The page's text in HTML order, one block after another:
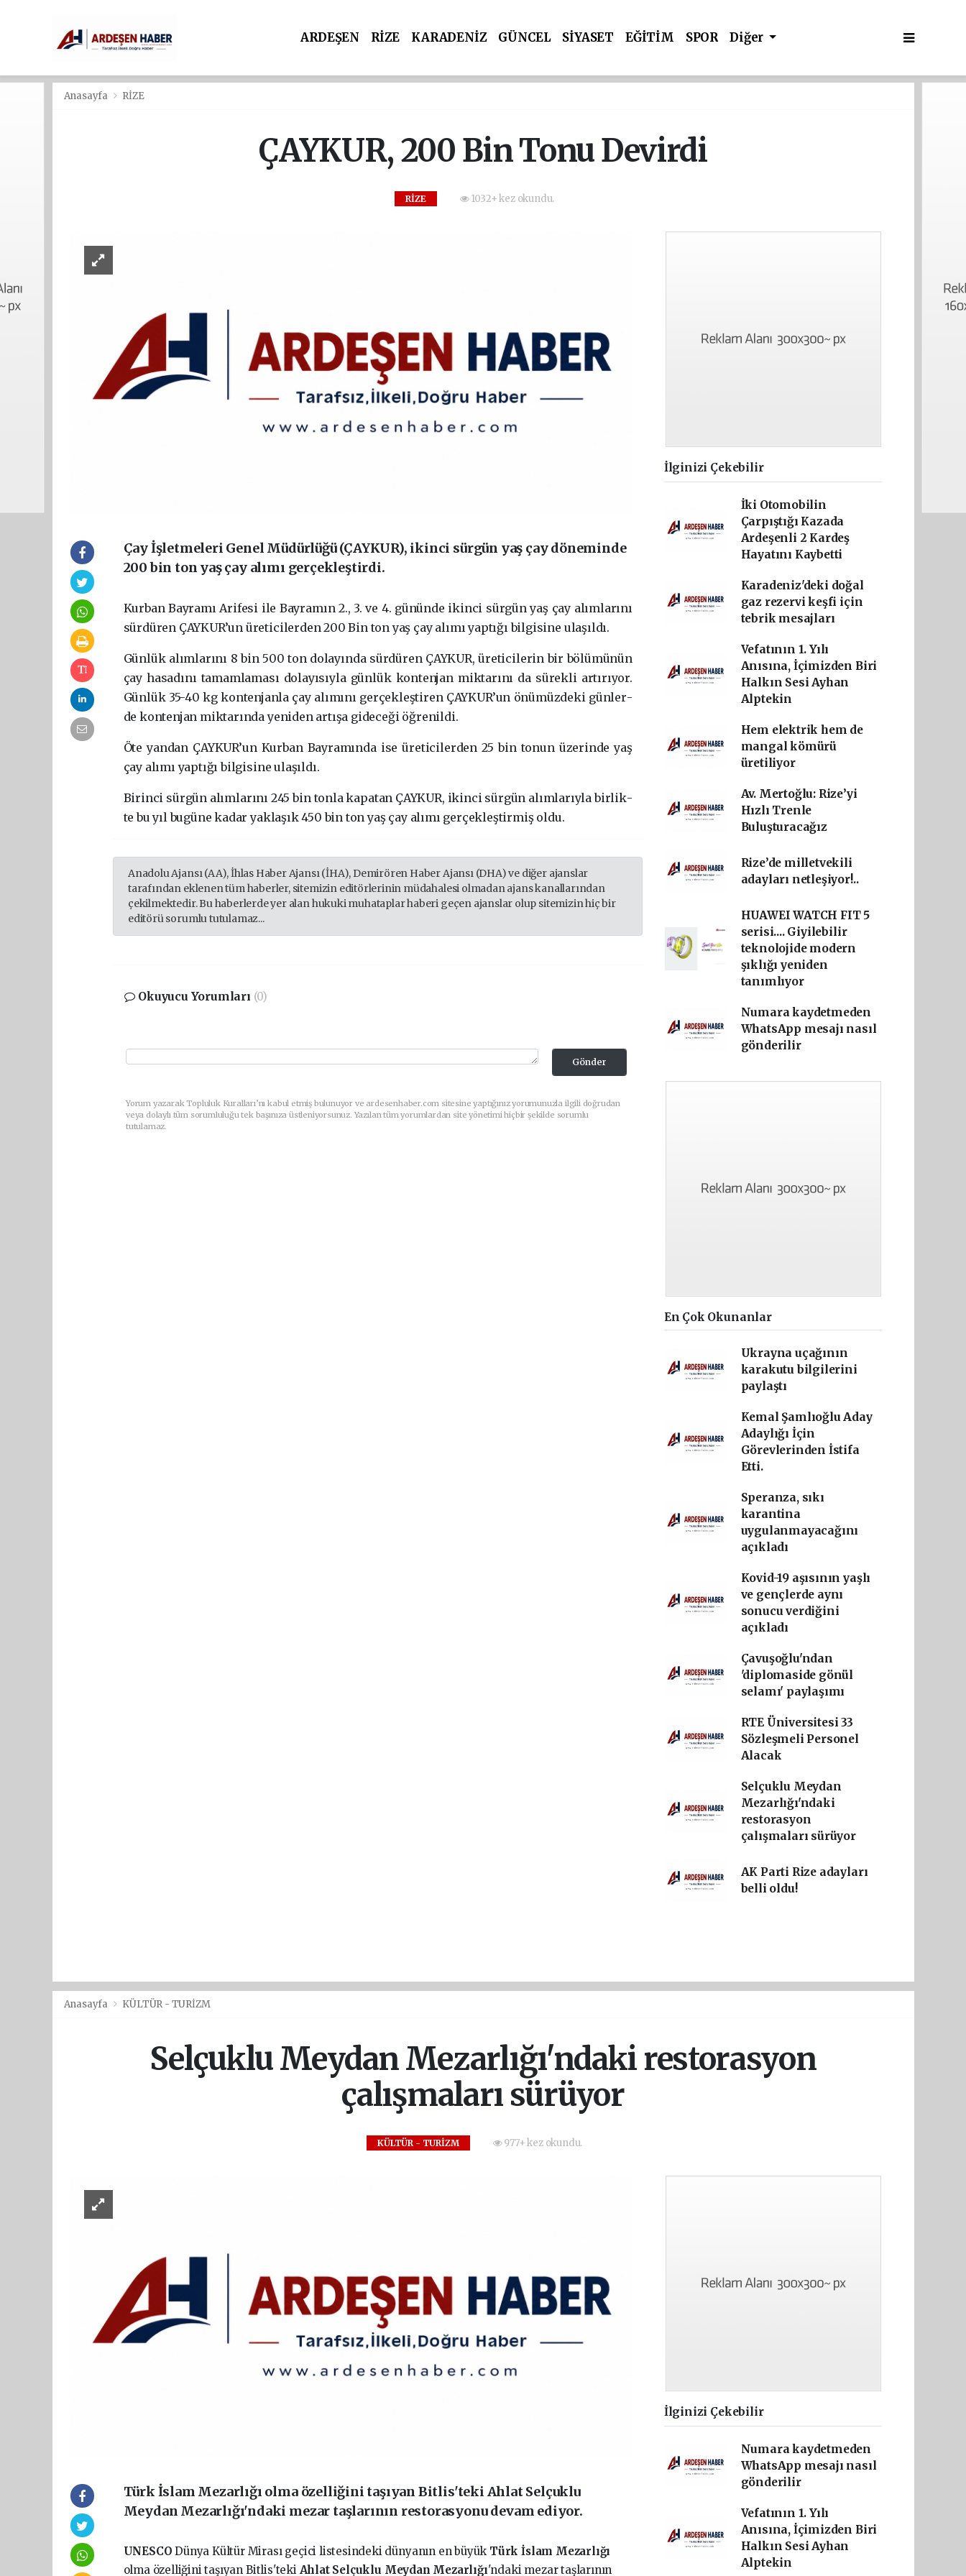
ARDEŞEN RİZE KARADENİZ GÜNCEL SİYASET EĞİTİM SPOR Diğer
Anasayfa RİZE
ÇAYKUR, 200 Bin Tonu Devirdi
RİZE 1032+ kez okundu.
Çay İşletmeleri Genel Müdürlüğü (ÇAYKUR), ikinci sürgün yaş çay döneminde
200 bin ton yaş çay alımı gerçekleştirdi.
Kur­ban Bay­ra­mı Ari­fe­si ile Bay­ra­mın 2., 3. ve 4. gününde ikin­ci sür­gün yaş çay alım­la­rı­nı
sür­dü­ren ÇAY­KUR’un üreticilerden 200 Bin ton yaş çay alımı yap­tı­ğı bil­gi­si­ne ula­şıl­dı.
Gün­lük alım­la­rı­nı 8 bin 500 ton do­la­yın­da sür­dü­ren ÇAY­KUR, üre­ti­ci­le­rin bir bö­lü­mü­nün
çay ha­sa­dı­nı ta­mam­la­ma­sı do­la­yı­sıy­la gün­lük kon­ten­jan mik­ta­rı­nı da sü­rek­li ar­tı­rı­yor.
Gün­lük 35-40 kg kon­ten­jan­la çay alı­mı­nı ger­çek­leş­ti­ren ÇAY­KUR’un önü­müz­de­ki gün­ler­
de kon­ten­jan mik­ta­rın­da ye­ni­den ar­tı­şa gi­de­ce­ği öğ­re­nil­di.
Öte yan­dan ÇAY­KUR’un Kur­ban Bay­ra­mın­da ise üre­ti­ci­ler­den 25 bin tonun üzerinde yaş
çay alımı yap­tı­ğı bilgisine ulaşıldı.
Bi­rin­ci sür­gün alım­la­rı­nı 245 bin tonla ka­pa­tan ÇAY­KUR, ikin­ci sür­gün alım­la­rıy­la bir­lik­
te bu yıl bu­gü­ne kadar yak­la­şık 450 bin ton yaş çay alımı ger­çek­leş­tir­miş oldu.
Anadolu Ajansı (AA), İhlas Haber Ajansı (İHA), Demirören Haber Ajansı (DHA) ve diğer ajanslar
tarafından eklenen tüm haberler, sitemizin editörlerinin müdahalesi olmadan ajans kanallarından
çekilmektedir. Bu haberlerde yer alan hukuki muhataplar haberi geçen ajanslar olup sitemizin hiç bir
editörü sorumlu tutulamaz...
Okuyucu Yorumları (0)
Gönder
Yorum yazarak Topluluk Kuralları’nı kabul etmiş bulunuyor ve ardesenhaber.com sitesine yaptığınız yorumunuzla ilgili doğrudan
veya dolaylı tüm sorumluluğu tek başınıza üstleniyorsunuz. Yazılan tüm yorumlardan site yönetimi hiçbir şekilde sorumlu
tutulamaz.
İlginizi Çekebilir
İki Otomobilin
Çarpıştığı Kazada
Ardeşenli 2 Kardeş
Hayatını Kaybetti
Karadeniz'deki doğal
gaz rezervi keşfi için
tebrik mesajları
Vefatının 1. Yılı
Anısına, İçimizden Biri
Halkın Sesi Ayhan
Alptekin
Hem elektrik hem de
mangal kömürü
üretiliyor
Av. Mertoğlu: Rize’yi
Hızlı Trenle
Buluşturacağız
Rize’de milletvekili
adayları netleşiyor!..
HUAWEI WATCH FIT 5
serisi.... Giyilebilir
teknolojide modern
şıklığı yeniden
tanımlıyor
Numara kaydetmeden
WhatsApp mesajı nasıl
gönderilir
En Çok Okunanlar
Ukrayna uçağının
karakutu bilgilerini
paylaştı
Kemal Şamlıoğlu Aday
Adaylığı İçin
Görevlerinden İstifa
Etti.
Speranza, sıkı
karantina
uygulanmayacağını
açıkladı
Kovid-19 aşısının yaşlı
ve gençlerde aynı
sonucu verdiğini
açıkladı
Çavuşoğlu'ndan
'diplomaside gönül
selamı' paylaşımı
RTE Üniversitesi 33
Sözleşmeli Personel
Alacak
Selçuklu Meydan
Mezarlığı'ndaki
restorasyon
çalışmaları sürüyor
AK Parti Rize adayları
belli oldu!
Anasayfa KÜLTÜR - TURİZM
Selçuklu Meydan Mezarlığı'ndaki restorasyon
çalışmaları sürüyor
KÜLTÜR - TURİZM 977+ kez okundu.
Türk İslam Mezarlığı olma özelliğini taşıyan Bitlis'teki Ahlat Selçuklu
Meydan Mezarlığı'ndaki mezar taşlarının restorasyonu devam ediyor.
UNESCODünya Kültür Mirası geçici listesindeki dünyanın en büyük Türk İslam Mezarlığı
olma özelliğini taşıyan Bitlis'teki Ahlat Selçuklu Meydan Mezarlığı'ndaki mezar taşlarının
İlginizi Çekebilir
Numara kaydetmeden
WhatsApp mesajı nasıl
gönderilir
Vefatının 1. Yılı
Anısına, İçimizden Biri
Halkın Sesi Ayhan
Alptekin